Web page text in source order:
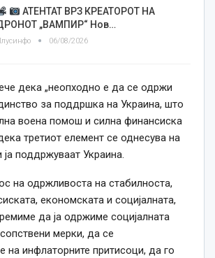
АТЕНТАТ ВРЗ КРЕАТОРОТ НА
„ВАМПИР“ Нов…
06/08/2026
дека „неопходно е да се одржи
за поддршка на Украина, што
воена помош и силна финансиска
третиот елемент се однесува на
поддржуваат Украина.
на одржливоста на стабилноста,
економската и социјалната,
да ја одржиме социјалната
мерки, да се
на инфлаторните притисоци, да го